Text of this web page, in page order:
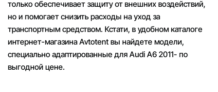
только обеспечивает защиту от внешних воздействий,
но и помогает снизить расходы на уход за
транспортным средством. Кстати, в удобном каталоге
интернет-магазина Avtotent вы найдете модели,
специально адаптированные для Audi A6 2011- по
выгодной цене.